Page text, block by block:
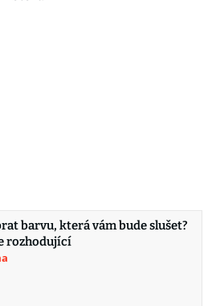
barvu, která vám bude slušet?
rozhodující